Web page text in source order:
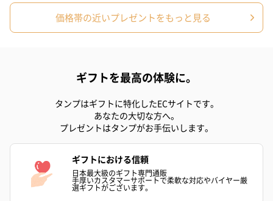
価格帯の近いプレゼントをもっと見る
ギフトを最高の体験に。
タンプはギフトに特化したECサイトです。
あなたの大切な方へ。
プレゼントはタンプがお手伝いします。
ギフトにおける信頼
日本最大級のギフト専門通販
手厚いカスタマーサポートで柔軟な対応やバイヤー厳
選ギフトがございます。